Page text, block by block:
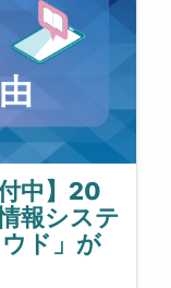
中】20
報システ
ド」が